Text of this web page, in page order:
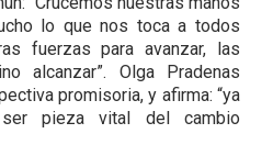
lo que nos toca a todos
fuerzas para avanzar, las
alcanzar”. Olga Pradenas
promisoria, y afirma: “ya
pieza vital del cambio